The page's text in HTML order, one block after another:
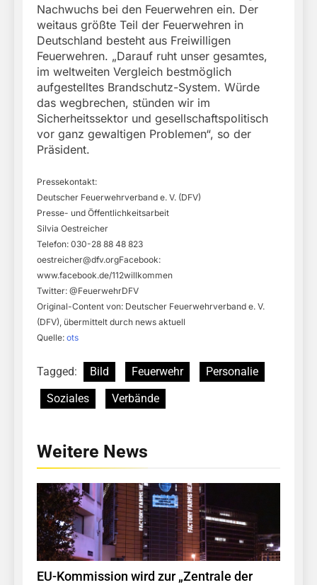
Nachwuchs bei den Feuerwehren ein. Der
weitaus größte Teil der Feuerwehren in
Deutschland besteht aus Freiwilligen
Feuerwehren. „Darauf ruht unser gesamtes,
im weltweiten Vergleich bestmöglich
aufgestelltes Brandschutz-System. Würde
das wegbrechen, stünden wir im
Sicherheitssektor und gesellschaftspolitisch
vor ganz gewaltigen Problemen“, so der
Präsident.
Pressekontakt:
Deutscher Feuerwehrverband e. V. (DFV)
Presse- und Öffentlichkeitsarbeit
Silvia Oestreicher
Telefon: 030-28 88 48 823
oestreicher@dfv.orgFacebook:
www.facebook.de/112willkommen
Twitter: @FeuerwehrDFV
Original-Content von: Deutscher Feuerwehrverband e. V.
(DFV), übermittelt durch news aktuell
Quelle: ots
Tagged: Bild Feuerwehr
Personalie
Soziales
Verbände
Weitere News
EU-Kommission wird zur „Zentrale der